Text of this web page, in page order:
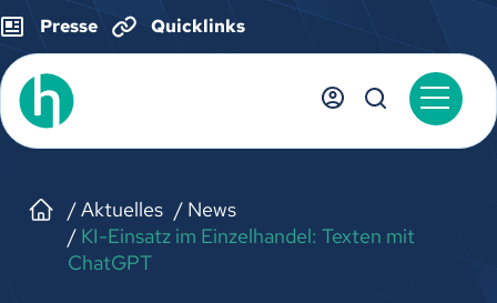
Presse Quicklinks
Aktuelles
News
KI-Einsatz im Einzelhandel: Texten mit
ChatGPT